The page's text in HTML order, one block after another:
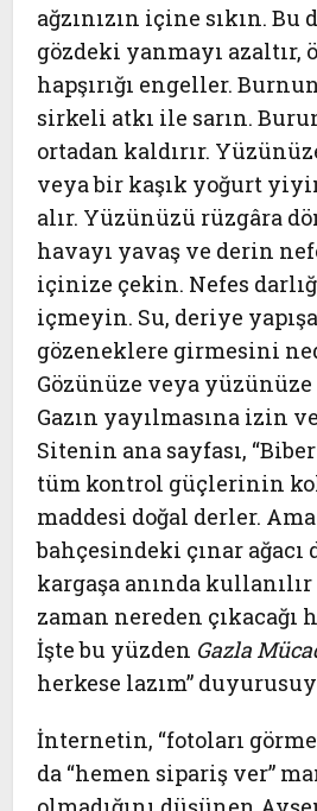
ağzınızın içine sıkın.
gözdeki yanmayı azaltır,
hapşırığı engeller.
sirkeli atkı ile sarın.
ortadan kaldırır.
veya bir kaşık yoğurt
alır. Yüzünüzü rüzgâra
havayı yavaş ve derin
içinize çekin. Nefes
içmeyin. Su, deriye
gözeneklere girmesini
Gözünüze veya
Gazın yayılmasına izin
Sitenin ana sayfası,
tüm kontrol güçlerinin
maddesi doğal derler.
bahçesindeki çınar ağacı
kargaşa anında
zaman nereden çıkacağı
İşte bu yüzden Gazla
herkese lazım”
İnternetin, “fotoları
da “hemen sipariş ver”